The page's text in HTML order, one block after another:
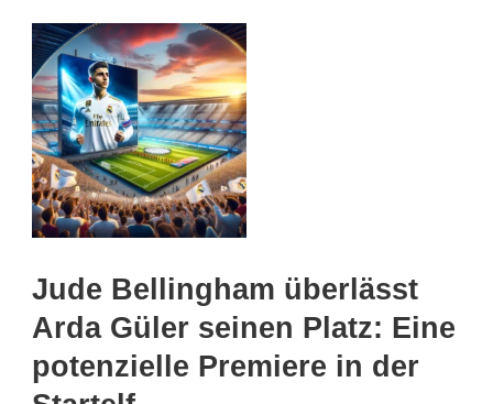
Jude Bellingham überlässt
Arda Güler seinen Platz: Eine
potenzielle Premiere in der